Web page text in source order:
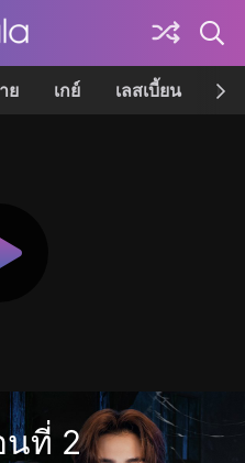
ย เกย์ เลสเบี้ยน เค
นที่ 2